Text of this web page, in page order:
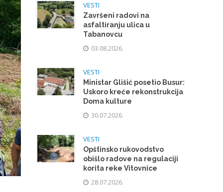
VESTI
Završeni radovi na
asfaltiranju ulica u
Tabanovcu
03.08.2026.
VESTI
Ministar Glišić posetio Busur:
Uskoro kreće rekonstrukcija
Doma kulture
30.07.2026.
VESTI
Opštinsko rukovodstvo
obišlo radove na regulaciji
korita reke Vitovnice
28.07.2026.